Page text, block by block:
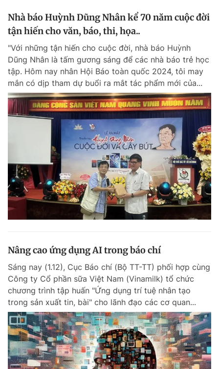
Nhà báo Huỳnh Dũng Nhân kể 70 năm cuộc đời
tận hiến cho văn, báo, thi, họa..
"Với những tận hiến cho cuộc đời, nhà báo Huỳnh
Dũng Nhân là tấm gương sáng để các nhà báo trẻ học
tập. Hôm nay nhân Hội Báo toàn quốc 2024, tôi may
mắn có dịp tham dự buổi ra mắt tác phẩm mới của...
Nâng cao ứng dụng AI trong báo chí
Sáng nay (1.12), Cục Báo chí (Bộ TT-TT) phối hợp cùng
Công ty Cổ phần sữa Việt Nam (Vinamilk) tổ chức
chương trình tập huấn "Ứng dụng trí tuệ nhân tạo
trong sản xuất tin, bài" cho lãnh đạo các cơ quan...